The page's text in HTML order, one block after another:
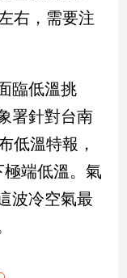
右，需要注
臨低溫挑
署針對台南
低溫特報，
端低溫。氣
波冷空氣最